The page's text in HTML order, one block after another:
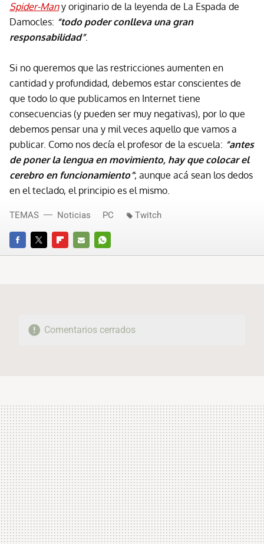
Spider-Many originario de la leyenda de La Espada de
Damocles: “todo poder conlleva una gran
responsabilidad”.
Si no queremos que las restricciones aumenten en
cantidad y profundidad, debemos estar conscientes de
que todo lo que publicamos en Internet tiene
consecuencias (y pueden ser muy negativas), por lo que
debemos pensar una y mil veces aquello que vamos a
publicar. Como nos decía el profesor de la escuela: “antes
de poner la lengua en movimiento, hay que colocar el
cerebro en funcionamiento”; aunque acá sean los dedos
en el teclado, el principio es el mismo.
FACEBOOKTWITTERFLIPBOARD
E-
WHATSAPP
TEMAS Noticias PC Twitch
Comentarios cerrados